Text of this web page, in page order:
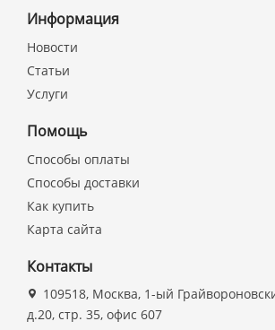
Информация
Новости
Статьи
Услуги
Помощь
Способы оплаты
Способы доставки
Как купить
Карта сайта
Контакты
109518, Москва, 1-ый
д.20, стр. 35, офис 607